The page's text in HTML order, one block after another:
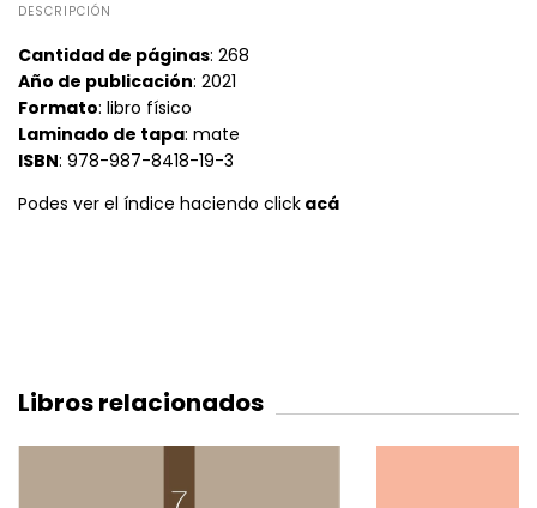
DESCRIPCIÓN
Cantidad de páginas: 268
Año de publicación: 2021
Formato: libro físico
Laminado de tapa: mate
ISBN: 978-987-8418-19-3
Podes ver el índice haciendo click acá
Libros relacionados